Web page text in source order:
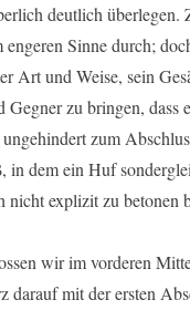
deutlich überlegen.
Sinne durch;
Art und Weise, sein
zu bringen, dass
zum
in dem ein Huf
explizit zu betonen
wir im vorderen
darauf mit der ersten